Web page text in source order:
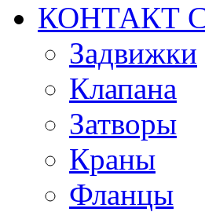
КОНТАКТ С
Задвижки
Клапана
Затворы
Краны
Фланцы